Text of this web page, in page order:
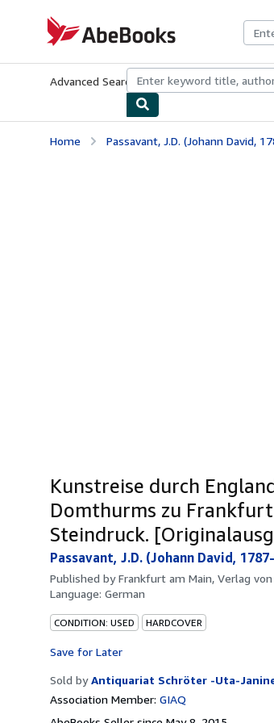
AbeBooks.com
Advanced Search Browse CollectionsRare
Home Passavant, J.D. (Johann David,
Kunstreise durch
Domthurms zu
Steindruck.
Passavant, J.D. (Johann David,
Published byFrankfurt am Main, Verlag
Language: German
CONDITION: USED HARDCOVER
Save for Later
Sold by Antiquariat Schröter -Uta-
Association Member: GIAQ